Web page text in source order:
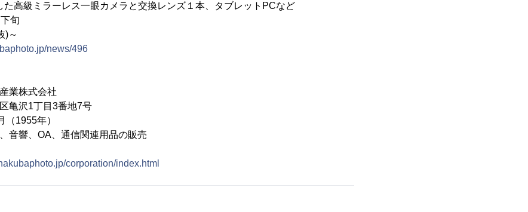
た高級ミラーレス一眼カメラと交換レンズ１本、タブレットPCなど
旬
)～
news/496
株式会社
亀沢1丁目3番地7号
1955年）
音響、OA、通信関連用品の販売
corporation/index.html